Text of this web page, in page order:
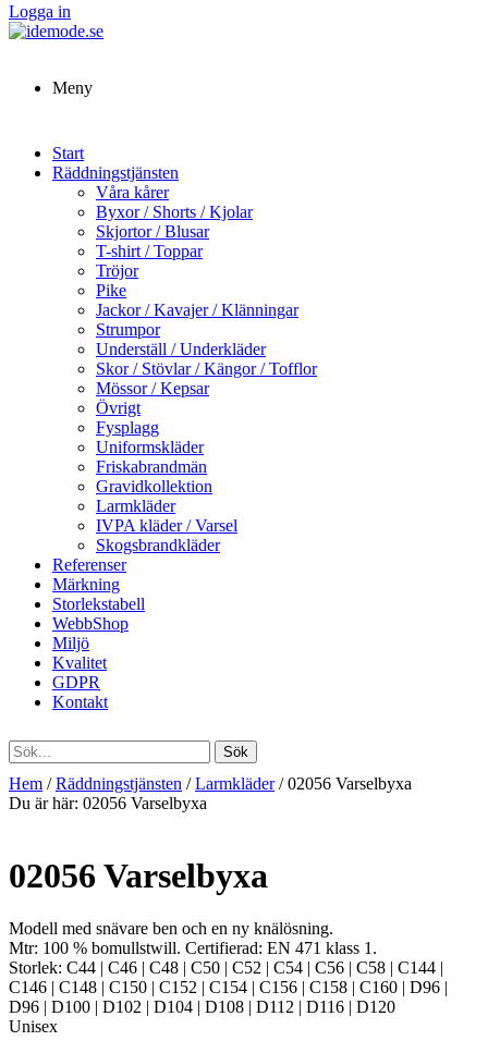
Logga in
Meny
Start
Räddningstjänsten
Våra kårer
Byxor / Shorts / Kjolar
Skjortor / Blusar
T-shirt / Toppar
Tröjor
Pike
Jackor / Kavajer / Klänningar
Strumpor
Underställ / Underkläder
Skor / Stövlar / Kängor / Tofflor
Mössor / Kepsar
Övrigt
Fysplagg
Uniformskläder
Friskabrandmän
Gravidkollektion
Larmkläder
IVPA kläder / Varsel
Skogsbrandkläder
Referenser
Märkning
Storlekstabell
WebbShop
Miljö
Kvalitet
GDPR
Kontakt
Hem /Räddningstjänsten /Larmkläder/ 02056 Varselbyxa
Du är här: 02056 Varselbyxa
02056 Varselbyxa
Modell med snävare ben och en ny knälösning.
Mtr: 100 % bomullstwill. Certifierad: EN 471 klass 1.
Storlek: C44 | C46 | C48 | C50 | C52 | C54 | C56 | C58 | C144 |
C146 | C148 | C150 | C152 | C154 | C156 | C158 | C160 | D96 |
D96 | D100 | D102 | D104 | D108 | D112 | D116 | D120
Unisex